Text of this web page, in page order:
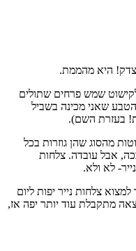
היא מהממת.
שמש פרחים שתולים
שאני מכינה בשביל
בעזרת השם).
מהסוג שהן גוזרות בכל
אבל עובדה. צלחות
לא ולא.
צלחות נייר יפות ליום
מתקבלת עוד יותר יפה אז,